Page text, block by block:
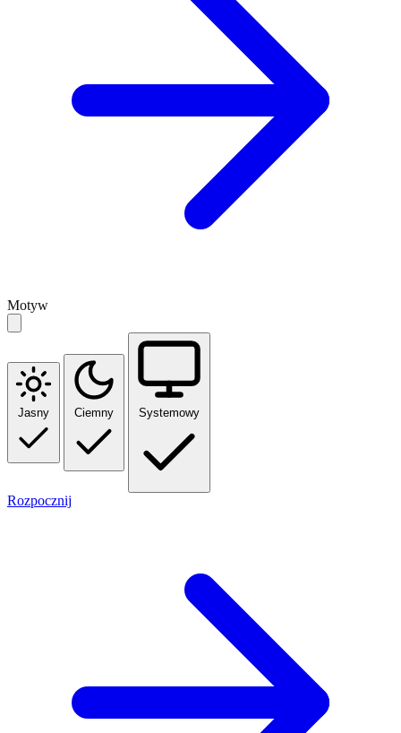
Motyw
Jasny Ciemny Systemowy
Rozpocznij